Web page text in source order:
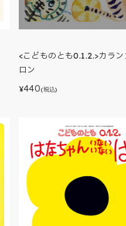
<こどものとも0.1.2.>カラ
ロン
¥440(税込)